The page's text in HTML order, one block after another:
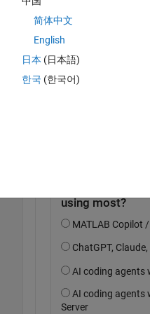
am 19 Jun. 2021
Akzeptiert:
简体中文
English
日本 (日本語)
한국 (한국어)